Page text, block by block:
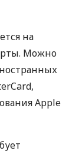
на
Можно
Apple